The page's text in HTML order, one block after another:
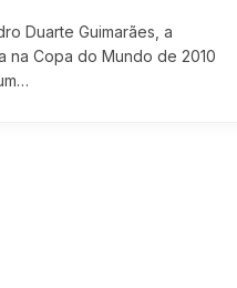
Duarte Guimarães, a
na Copa do Mundo de 2010